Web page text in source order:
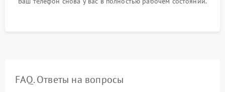
FAQ. Ответы на вопросы